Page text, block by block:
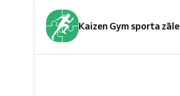
Kaizen Gym sporta zāle